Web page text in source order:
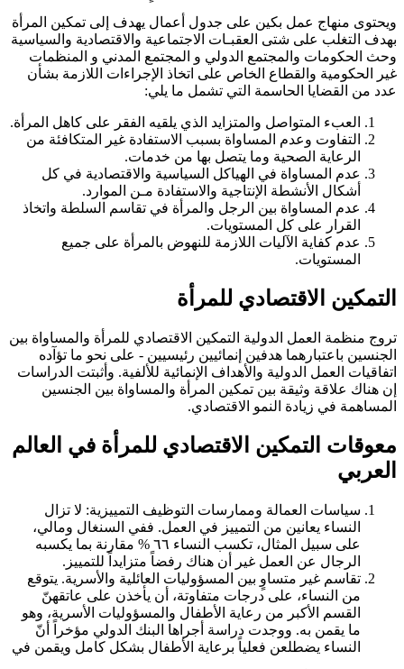
ويحتوى منهاج عمل بكين على جدول أعمال يهدف إلى تمكين المرأة
بهدف التغلب على شتى العقبـات الاجتماعية والاقتصادية والسياسية
وحث الحكومات والمجتمع الدولي و المجتمع المدني و المنظمات
غير الحكومية والقطاع الخاص على اتخاذ الإجراءات اللازمة بشأن
عدد من القضايا الحاسمة التي تشمل ما يلي:
العبء المتواصل والمتزايد الذي يلقيه الفقر على كاهل المرأة.
التفاوت وعدم المساواة بسبب الاستفادة غير المتكافئة من
الرعاية الصحية وما يتصل بها من خدمات.
عدم المساواة في الهياكل السياسية والاقتصادية في كل
أشكال الأنشطة الإنتاجية والاستفادة مـن الموارد.
عدم المساواة بين الرجل والمرأة في تقاسم السلطة واتخاذ
القرار على كل المستويات.
عدم كفاية الآليات اللازمة للنهوض بالمرأة على جميع
المستويات.
التمكين الاقتصادي للمرأة
تروج منظمة العمل الدولية التمكين الاقتصادي للمرأة والمساواة بين
الجنسين باعتبارهما هدفين إنمائيين رئيسيين - على نحو ما تؤآده
اتفاقيات العمل الدولية والأهداف الإنمائية للألفية. وأثبتت الدراسات
إن هناك علاقة وثيقة بين تمكين المرأة والمساواة بين الجنسين
المساهمة في زيادة النمو الاقتصادي.
معوقات التمكين الاقتصادي للمرأة في العالم
العربي
سياسات العمالة وممارسات التوظيف التمييزية: لا تزال
النساء يعانين من التمييز في العمل. ففي السنغال ومالي،
على سبيل المثال، تكسب النساء ٦٦ % مقارنة بما يكسبه
الرجال عن العمل غير أن هناك رفضاً متزايداً للتمييز.
تقاسم غير متساوٍ بين المسؤوليات العائلية والأسرية. يتوقع
من النساء، على درجات متفاوتة، أن يأخذن على عاتقهنّ
القسم الأكبر من رعاية الأطفال والمسؤوليات الأسرية، وهو
ما يقمن به. ووجدت دراسة أجراها البنك الدولي مؤخراً أنّ
النساء يضطلعن فعلياً برعاية الأطفال بشكل كامل ويقمن في